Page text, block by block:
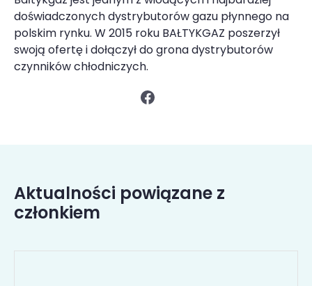
doświadczonych dystrybutorów gazu płynnego na
polskim rynku. W 2015 roku BAŁTYKGAZ poszerzył
swoją ofertę i dołączył do grona dystrybutorów
czynników chłodniczych.
Aktualności powiązane z
członkiem